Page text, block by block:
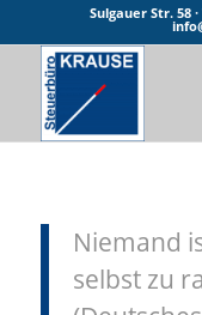
Sulgauer Str. 58 ·
Niemand
selbst zu